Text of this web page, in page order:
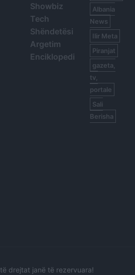
Showbiz
Tech
Shëndetësi
Argetim
Enciklopedi
Albania
News
Ilir Meta
Piranjat
gazeta,
tv,
portale
Sali
Berisha
drejtat janë të rezervuara!